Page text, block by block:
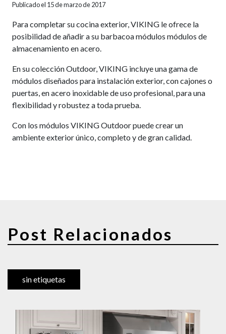
Publicado el 15 de marzo de 2017
Para completar su cocina exterior, VIKING le ofrece la
posibilidad de añadir a su barbacoa módulos módulos de
almacenamiento en acero.
En su colección Outdoor, VIKING incluye una gama de
módulos diseñados para instalación exterior, con cajones o
puertas, en acero inoxidable de uso profesional, para una
flexibilidad y robustez a toda prueba.
Con los módulos VIKING Outdoor puede crear un
ambiente exterior único, completo y de gran calidad.
Post Relacionados
sin etiquetas